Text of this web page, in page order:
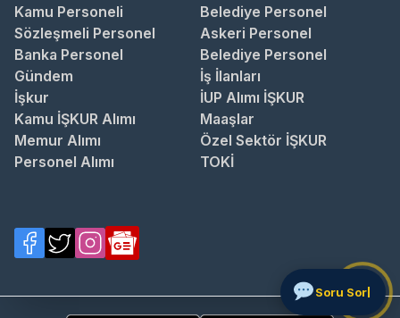
Kamu Personeli
Belediye Personel
Sözleşmeli Personel
Askeri Personel
Banka Personel
Belediye Personel
Gündem
İş İlanları
İşkur
İUP Alımı İŞKUR
Kamu İŞKUR Alımı
Maaşlar
Memur Alımı
Özel Sektör İŞKUR
Personel Alımı
TOKİ
Soru